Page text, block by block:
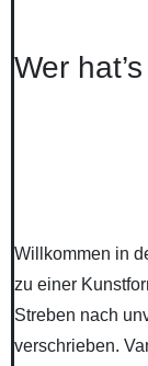
Wer
Willkommen in
zu einer
Streben nach
verschrieben.